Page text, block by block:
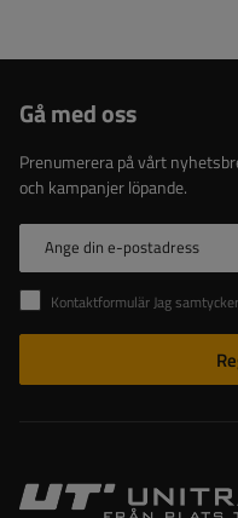
Gå med oss
Prenumerera på vårt
och kampanjer löpande.
Ange din e-postadress
Kontaktformulär Jag samtycker till att mina personuppgifter som